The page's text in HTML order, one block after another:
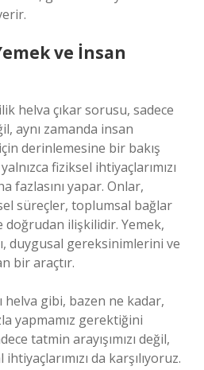
ve İnsan
helva çıkar sorusu, sadece
aynı zamanda insan
derinlemesine bir bakış
fiziksel ihtiyaçlarımızı
fazlasını yapar. Onlar,
süreçler, toplumsal bağlar
doğrudan ilişkilidir. Yemek,
duygusal gereksinimlerini ve
bir araçtır.
helva gibi, bazen ne kadar,
yapmamız gerektiğini
tatmin arayışımızı değil,
da karşılıyoruz.